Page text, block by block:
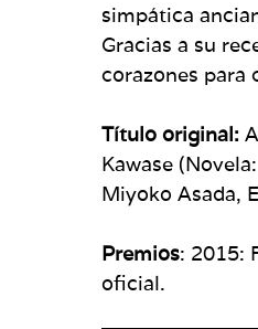
simpática
Gracias a su
corazones para
Título original:
Kawase
Miyoko Asada,
Premios: 2015:
oficial.